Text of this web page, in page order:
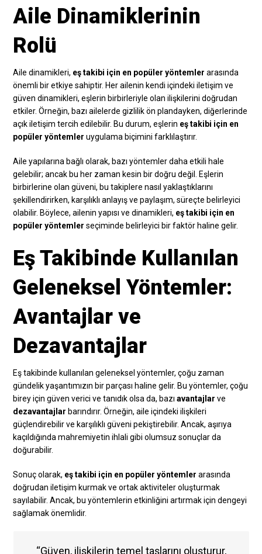
Aile Dinamiklerinin
Rolü
Aile dinamikleri, eş takibi için en popüler yöntemler arasında
önemli bir etkiye sahiptir. Her ailenin kendi içindeki iletişim ve
güven dinamikleri, eşlerin birbirleriyle olan ilişkilerini doğrudan
etkiler. Örneğin, bazı ailelerde gizlilik ön plandayken, diğerlerinde
açık iletişim tercih edilebilir. Bu durum, eşlerin eş takibi için en
popüler yöntemler uygulama biçimini farklılaştırır.
Aile yapılarına bağlı olarak, bazı yöntemler daha etkili hale
gelebilir; ancak bu her zaman kesin bir doğru değil. Eşlerin
birbirlerine olan güveni, bu takiplere nasıl yaklaştıklarını
şekillendirirken, karşılıklı anlayış ve paylaşım, süreçte belirleyici
olabilir. Böylece, ailenin yapısı ve dinamikleri, eş takibi için en
popüler yöntemler seçiminde belirleyici bir faktör haline gelir.
Eş Takibinde Kullanılan
Geleneksel Yöntemler:
Avantajlar ve
Dezavantajlar
Eş takibinde kullanılan geleneksel yöntemler, çoğu zaman
gündelik yaşantımızın bir parçası haline gelir. Bu yöntemler, çoğu
birey için güven verici ve tanıdık olsa da, bazıavantajlar ve
dezavantajlar barındırır. Örneğin, aile içindeki ilişkileri
güçlendirebilir ve karşılıklı güveni pekiştirebilir. Ancak, aşırıya
kaçıldığında mahremiyetin ihlali gibi olumsuz sonuçlar da
doğurabilir.
Sonuç olarak, eş takibi için en popüler yöntemler arasında
doğrudan iletişim kurmak ve ortak aktiviteler oluşturmak
sayılabilir. Ancak, bu yöntemlerin etkinliğini artırmak için dengeyi
sağlamak önemlidir.
“Güven, ilişkilerin temel taşlarını oluşturur,